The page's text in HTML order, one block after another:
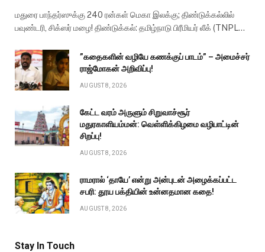
மதுரை பாந்தர்ஸுக்கு 240 ரன்கள் மெகா இலக்கு; திண்டுக்கல்லில்
பவுண்டரி, சிக்ஸர் மழை! திண்டுக்கல்: தமிழ்நாடு பிரீமியர் லீக் (TNPL…
”கதைகளின் வழியே கணக்குப் பாடம்” – அமைச்சர்
ராஜ்மோகன் அறிவிப்பு!
AUGUST 8, 2026
கேட்ட வரம் அருளும் சிறுவாச்சூர்
மதுரகாளியம்மன்: வெள்ளிக்கிழமை வழிபாட்டின்
சிறப்பு!
AUGUST 8, 2026
ராமரால் ‘தாயே’ என்று அன்புடன் அழைக்கப்பட்ட
சபரி: தூய பக்தியின் உன்னதமான கதை!
AUGUST 8, 2026
Stay In Touch